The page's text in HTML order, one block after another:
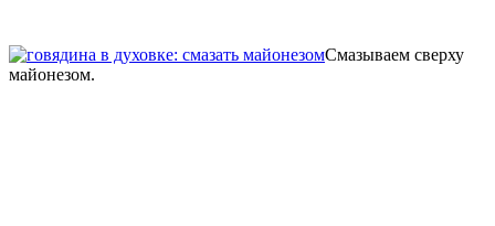
Смазываем сверху
майонезом.